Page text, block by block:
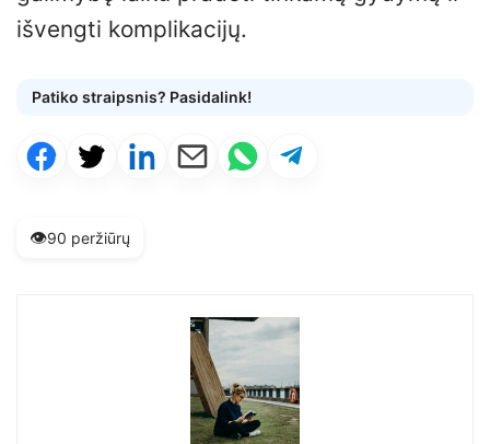
išvengti komplikacijų.
Patiko straipsnis? Pasidalink!
👁️90 peržiūrų